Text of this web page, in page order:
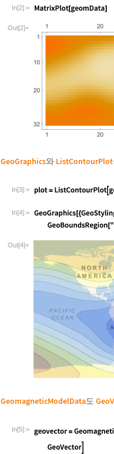
In[2]:=
Out[2]=
GeoGraphics와 ListContourPlot
In[3]:=
In[4]:=
Out[4]=
GeomagneticModelData도
In[5]:=